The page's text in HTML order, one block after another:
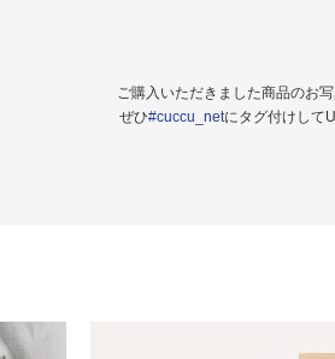
ご購入いただきました商品のお
ぜひ#cuccu_netにタグ付けして